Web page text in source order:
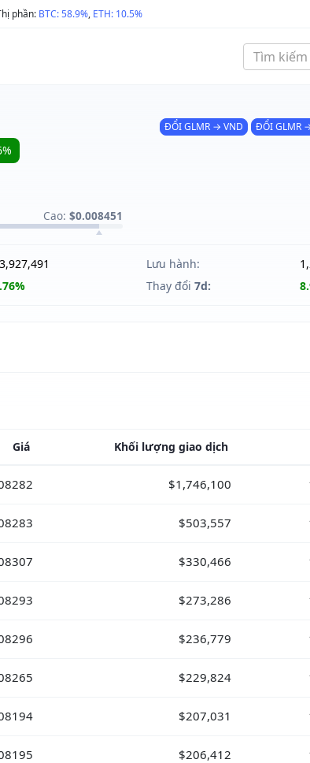
phần: BTC: 58.9%, ETH: 10.5%
Cao: $0.008451
ĐỔI GLMR → VND ĐỔI GLMR
Lưu hành:
Thay đổi 7d:
Giá Khối lượng giao dịch
$1,746,100
$503,557
$330,466
$273,286
$236,779
$229,824
$207,031
$206,412